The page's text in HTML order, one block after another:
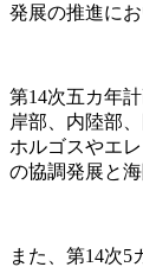
発展の推進に
第14次五カ年
岸部、内陸部
ホルゴスやエ
の協調発展と
また、第14次